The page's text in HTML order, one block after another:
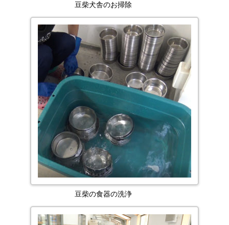
豆柴犬舎のお掃除
豆柴の食器の洗浄